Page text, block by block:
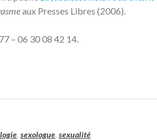
aux Presses Libres (2006).
– 06 30 08 42 14.
, sexologue, sexualité